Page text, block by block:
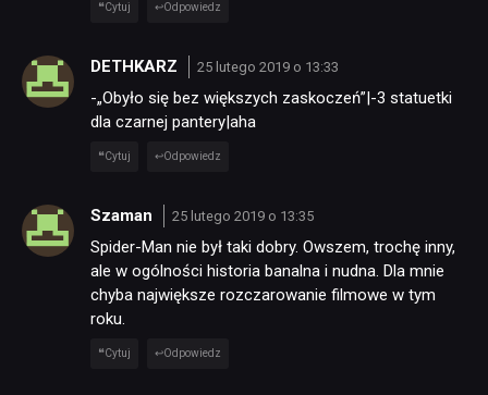
Cytuj Odpowiedz
DETHKARZ 25 lutego 2019 o 13:33
-„Obyło się bez większych zaskoczeń”|-3 statuetki
dla czarnej pantery|aha
Cytuj Odpowiedz
Szaman 25 lutego 2019 o 13:35
Spider-Man nie był taki dobry. Owszem, trochę inny,
ale w ogólności historia banalna i nudna. Dla mnie
chyba największe rozczarowanie filmowe w tym
roku.
Cytuj Odpowiedz